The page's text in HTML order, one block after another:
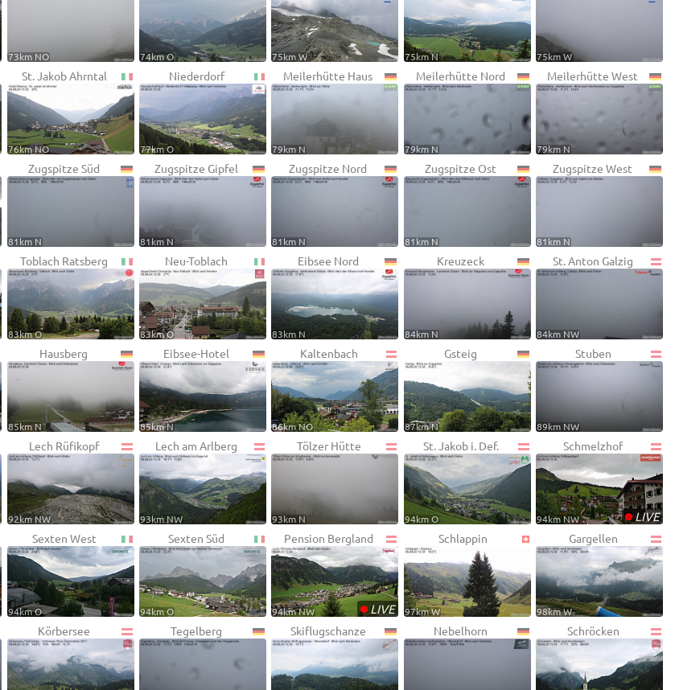
73km NO 74km O 75km W 75km N 75km W
St. Jakob Ahrntal
76km NO
Niederdorf
77km O
Meilerhütte Haus
79km N
Meilerhütte Nord
79km N
Meilerhütte West
79km N
Zugspitze Süd
81km N
Zugspitze Gipfel
81km N
Zugspitze Nord
81km N
Zugspitze Ost
81km N
Zugspitze West
81km N
Toblach Ratsberg
83km O
Neu-Toblach
83km O
Eibsee Nord
83km N
Kreuzeck
84km N
St. Anton Galzig
84km NW
Hausberg
85km N
Eibsee-Hotel
85km N
Kaltenbach
86km NO
Gsteig
87km N
Stuben
89km NW
Lech Rüfikopf
92km NW
Lech am Arlberg
93km NW
Tölzer Hütte
93km N
St. Jakob i. Def.
94km O
Schmelzhof
•LIVE
94km NW
Sexten West
94km O
Sexten Süd
94km O
Pension Bergland
•LIVE
94km NW
Schlappin
97km W
Gargellen
98km W
Körbersee Tegelberg Skiflugschanze Nebelhorn Schröcken